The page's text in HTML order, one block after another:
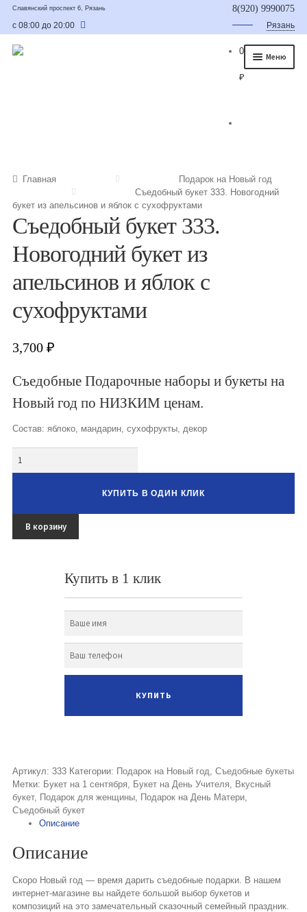
Славянский проспект 6, Рязань
с 08:00 до 20:00
8(920) 9990075
Рязань
Меню
Букет из фруктов и овощей
Сладкие букеты из конфет
Букеты из сухофруктов и орехов
Букеты из клубники и ягод
Овощные букеты
Букет учителю
Съедобные Корзины
Доставка
0
₽
Главная
Подарок на Новый год
Съедобный букет 333. Новогодний
букет из апельсинов и яблок с сухофруктами
Съедобный букет 333.
Новогодний букет из
апельсинов и яблок с
сухофруктами
3,700₽
Съедобные Подарочные наборы и букеты на
Новый год по НИЗКИМ ценам.
Состав: яблоко, мандарин, сухофрукты, декор
КУПИТЬ В ОДИН КЛИК
В корзину
Купить в 1 клик
Артикул:333 Категории: Подарок на Новый год,Съедобные букеты
Метки: Букет на 1 сентября, Букет на День Учителя, Вкусный
букет, Подарок для женщины, Подарок на День Матери,
Съедобный букет
Описание
Описание
Скоро Новый год — время дарить съедобные подарки. В нашем
интернет-магазине вы найдете большой выбор букетов и
композиций на это замечательный сказочный семейный праздник.